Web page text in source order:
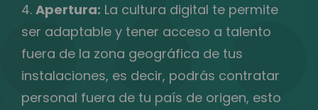
4. Apertura: La cultura digital te permite
ser adaptable y tener acceso a talento
fuera de la zona geográfica de tus
instalaciones, es decir, podrás contratar
personal fuera de tu país de origen, esto